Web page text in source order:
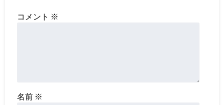
コメント ※
名前 ※